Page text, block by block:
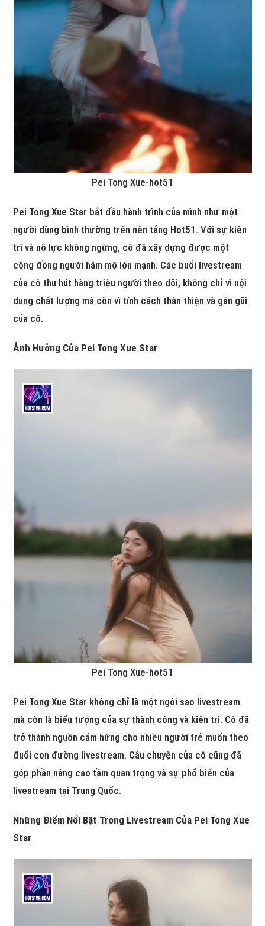
Pei Tong Xue-hot51
Pei Tong Xue Star bắt đầu hành trình của mình như một
người dùng bình thường trên nền tảng Hot51. Với sự kiên
trì và nỗ lực không ngừng, cô đã xây dựng được một
cộng đồng người hâm mộ lớn mạnh. Các buổi livestream
của cô thu hút hàng triệu người theo dõi, không chỉ vì nội
dung chất lượng mà còn vì tính cách thân thiện và gần gũi
của cô.
Ảnh Hưởng Của Pei Tong Xue Star
Pei Tong Xue-hot51
Pei Tong Xue Star không chỉ là một ngôi sao livestream
mà còn là biểu tượng của sự thành công và kiên trì. Cô đã
trở thành nguồn cảm hứng cho nhiều người trẻ muốn theo
đuổi con đường livestream. Câu chuyện của cô cũng đã
góp phần nâng cao tầm quan trọng và sự phổ biến của
livestream tại Trung Quốc.
Những Điểm Nổi Bật Trong Livestream Của Pei Tong Xue
Star